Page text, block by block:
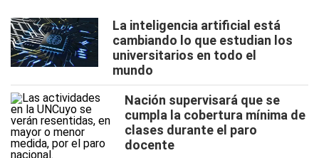
La inteligencia artificial está
cambiando lo que estudian los
universitarios en todo el
mundo
Nación supervisará que se
cumpla la cobertura mínima de
clases durante el paro
docente